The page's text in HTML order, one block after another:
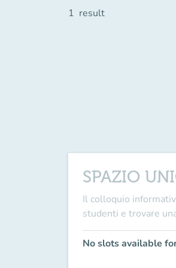
1 result
SPAZIO
Il colloquio
studenti e trovare
No slots available